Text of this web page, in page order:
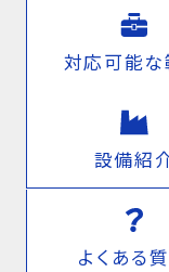
対応可能な
設備紹
よくある